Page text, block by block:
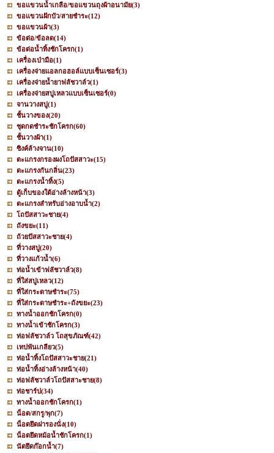
ขอแขวนน้ำเกลือ/ขอแขวนถุงผ้าอนามัย(3)
ขอแขวนฝักบัว/สายชำระ(12)
ขอแขวนผ้า(3)
ข้อต่อ/ข้อลด(14)
ข้อต่อน้ำทิ้งชักโครก(1)
เครื่องเป่ามือ(1)
เครื่องจ่ายแอลกอฮอล์แบบเซ็นเซอร์(3)
เครื่องจ่ายน้ำยาฟลัชวาล์ว(1)
เครื่องจ่ายสบู่เหลวแบบเซ็นเซอร์(0)
จานวางสบู่(1)
ชั้นวางของ(20)
ชุดกดชำระชักโครก(60)
ชั้นวางผ้า(1)
ซิงค์ล้างจาน(10)
ตะแกรงกรองผงโถปัสสาวะ(15)
ตะแกรงกันกลิ่น(23)
ตะแกรงน้ำทิ้ง(5)
ตู้เก็บของใต้อ่างล้างหน้า(3)
ตะแกรงสำหรับอ่างอาบน้ำ(2)
โถปัสสาวะชาย(4)
ถังขยะ(11)
ถ้วยปัสสาวะชาย(4)
ที่วางสบู่(20)
ที่วางแก้วน้ำ(6)
ท่อน้ำเข้าฟลัชวาล์ว(8)
ที่ใส่สบู่เหลว(12)
ที่ใส่กระดาษชำระ(75)
ที่ใส่กระดาษชำระ+ถังขยะ(23)
ทางน้ำออกชักโครก(0)
ทางน้ำเข้าชักโครก(3)
ท่อฟลัชวาล์ว โถสุขภัณฑ์(42)
เทปพันเกลียว(5)
ท่อน้ำทิ้งโถปัสสาวะชาย(21)
ท่อน้ำทิ้งอ่างล้างหน้า(40)
ท่อฟลัชวาล์วโถปัสสาะชาย(8)
ท่อชาร์ป(34)
ทางน้ำออกชักโครก(1)
น็อต/สกรู/พุก(7)
น็อตยึดฝารองนั่ง(10)
น็อตยึดหม้อน้ำชักโครก(1)
นัตยึดก๊อกน้ำ(7)